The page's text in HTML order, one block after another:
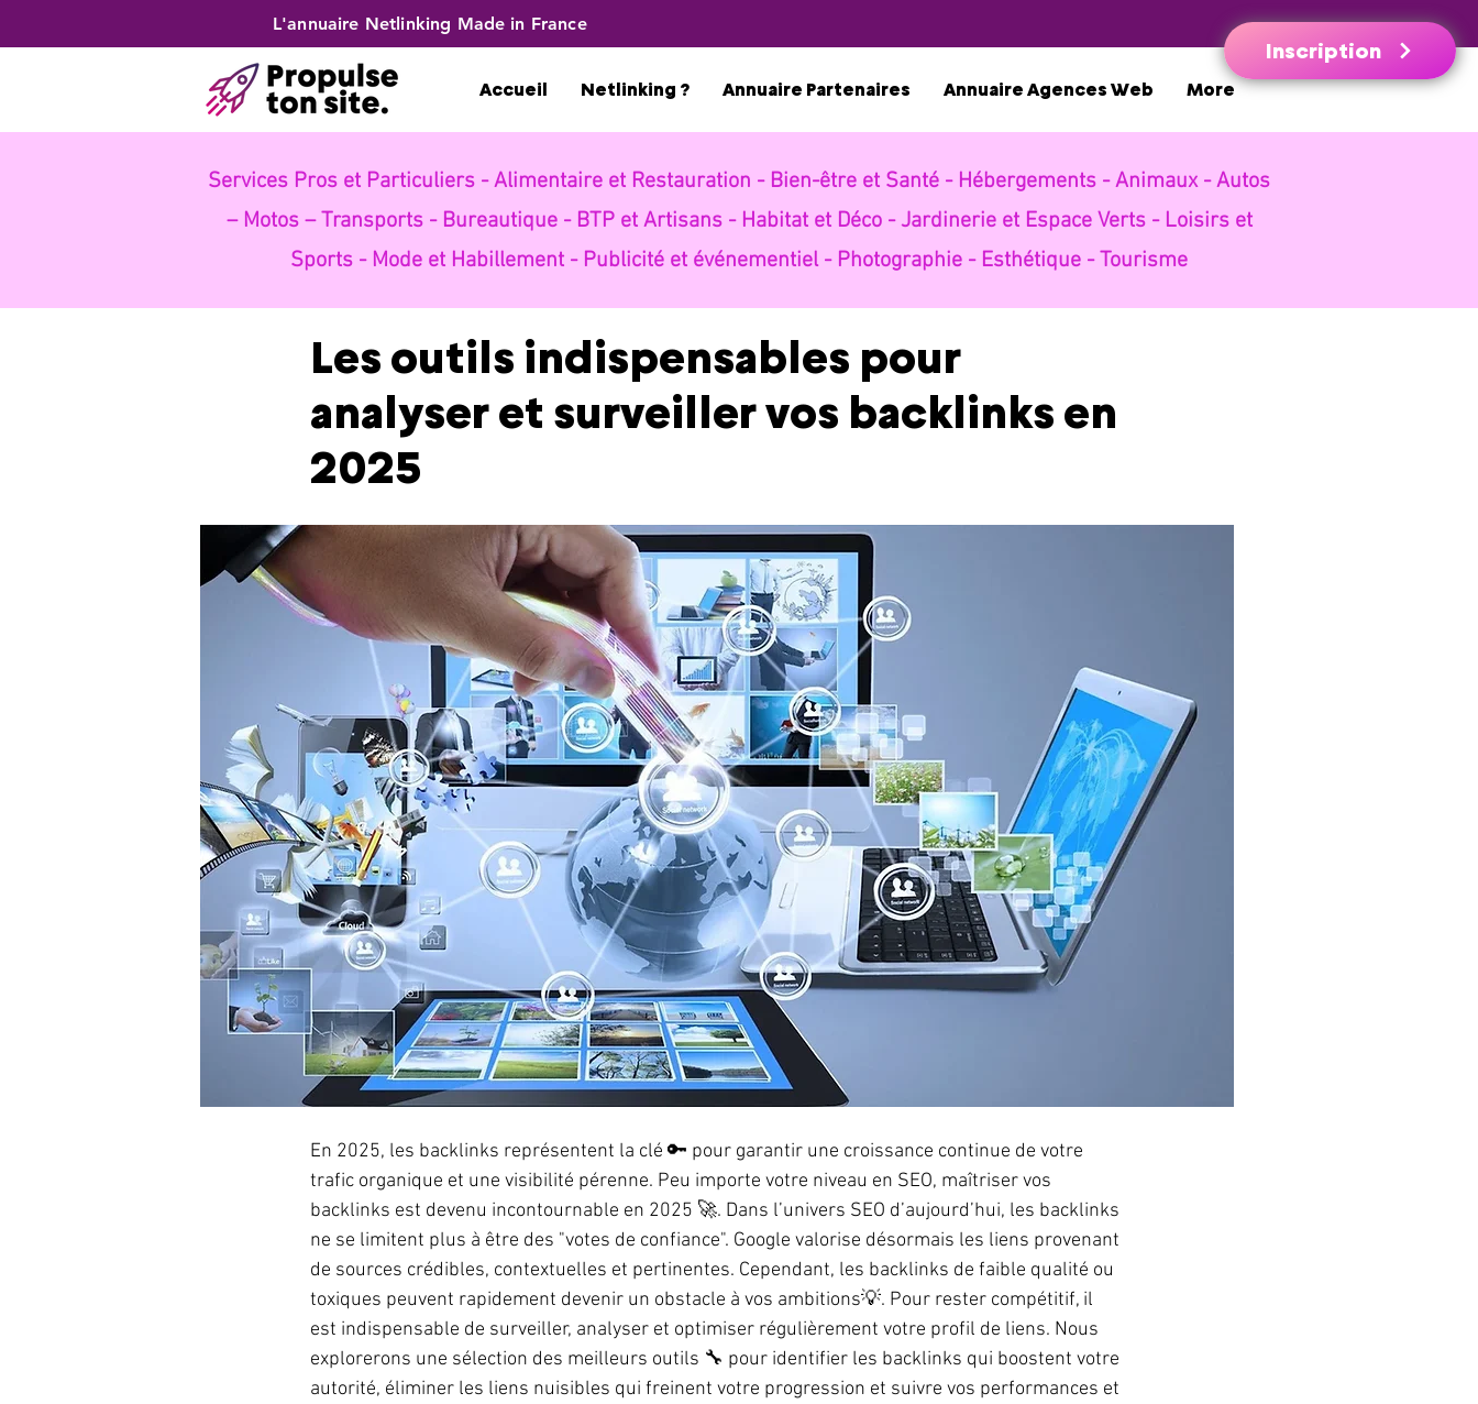
Inscription
L'annuaire Netlinking Made in France
Accueil Netlinking ? Annuaire Partenaires Annuaire Agences Web More
Services Pros et Particuliers -Alimentaire et Restauration - Bien-être et Santé - Hébergements -Animaux -Autos
– Motos – Transports - Bureautique - BTP et Artisans - Habitat et Déco -Jardinerie et Espace Verts - Loisirs et
Sports - Mode et Habillement - Publicité et événementiel - Photographie - Esthétique -Tourisme
Les outils indispensables pour
analyser et surveiller vos backlinks en
2025
En 2025, les backlinks représentent la clé 🔑 pour garantir une croissance continue de votre
trafic organique et une visibilité pérenne. Peu importe votre niveau en SEO, maîtriser vos
backlinks est devenu incontournable en 2025 🚀. Dans l’univers SEO d’aujourd’hui, les backlinks
ne se limitent plus à être des "votes de confiance". Google valorise désormais les liens provenant
de sources crédibles, contextuelles et pertinentes. Cependant, les backlinks de faible qualité ou
toxiques peuvent rapidement devenir un obstacle à vos ambitions💡. Pour rester compétitif, il
est indispensable de surveiller, analyser et optimiser régulièrement votre profil de liens. Nous
explorerons une sélection des meilleurs outils 🔧 pour identifier les backlinks qui boostent votre
autorité, éliminer les liens nuisibles qui freinent votre progression et suivre vos performances et